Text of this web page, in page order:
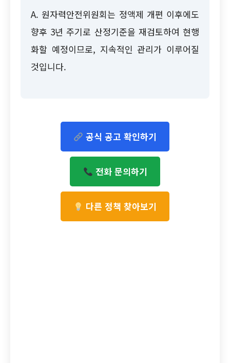
A. 원자력안전위원회는 정액제 개편 이후에도
향후 3년 주기로 산정기준을 재검토하여 현행
화할 예정이므로, 지속적인 관리가 이루어질
것입니다.
공식 공고 확인하기
전화 문의하기
다른 정책 찾아보기